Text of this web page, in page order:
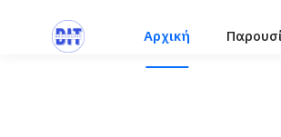
Αρχική